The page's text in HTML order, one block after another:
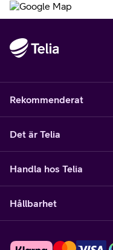
Rekommenderat
Det är Telia
Handla hos Telia
Hållbarhet